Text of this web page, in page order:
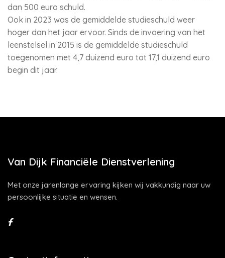
dan 500 euro schuld.
Ook in 2023 was de gemiddelde studieschuld weer
hoger dan het jaar ervoor. Sinds de invoering van het
leenstelsel in 2015 is de gemiddelde studieschuld
toegenomen met 4,7 duizend euro tot 17,1 duizend euro
begin dit jaar.
Van Dijk Financiële Dienstverlening
Met onze jarenlange ervaring kijken wij vakkundig naar uw
persoonlijke situatie en wensen.